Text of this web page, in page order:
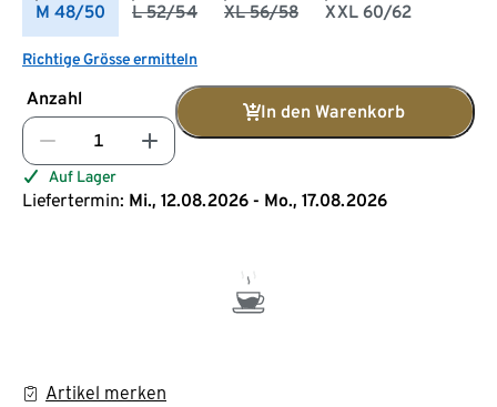
M 48/50 L 52/54 XL 56/58 XXL 60/62
Richtige Grösse ermitteln
Anzahl
In den Warenkorb
Auf Lager
Liefertermin: Mi., 12.08.2026 - Mo., 17.08.2026
Artikel merken